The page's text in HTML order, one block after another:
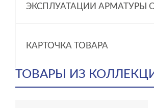
ЭКСПЛУАТАЦИИ АРМАТУРЫ
КАРТОЧКА ТОВАРА
ТОВАРЫ ИЗ